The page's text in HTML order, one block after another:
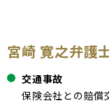
宮崎 寛之弁護
交通事故
保険会社との賠償